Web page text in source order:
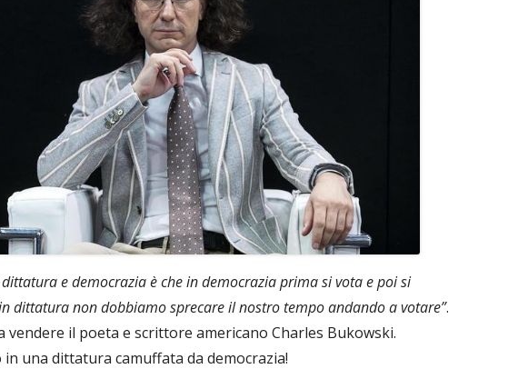
e democrazia è che in democrazia prima si vota e poi si
dittatura non dobbiamo sprecare il nostro tempo andando a votare”.
vendere il poeta e scrittore americano Charles Bukowski.
una dittatura camuffata da democrazia!